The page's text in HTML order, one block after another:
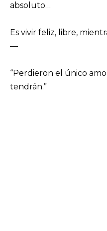
absoluto…
Es vivir feliz, libre,
—
“Perdieron el único
tendrán.”